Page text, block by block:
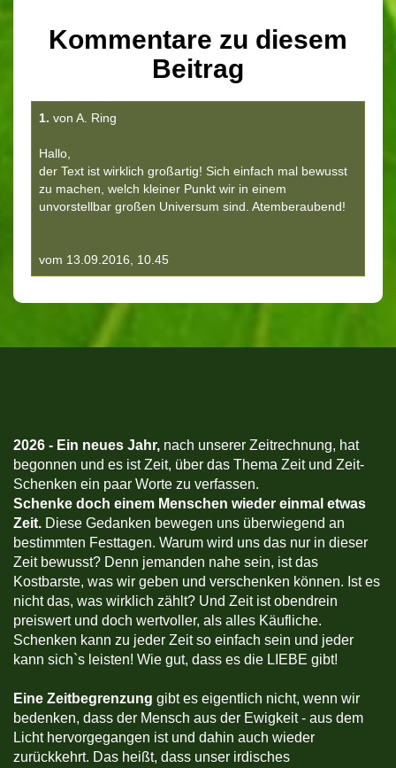
Kommentare zu diesem
Beitrag
1. von A. Ring
Hallo,
der Text ist wirklich großartig! Sich einfach mal bewusst
zu machen, welch kleiner Punkt wir in einem
unvorstellbar großen Universum sind. Atemberaubend!
vom 13.09.2016, 10.45
2026 - Ein neues Jahr, nach unserer Zeitrechnung, hat
begonnen und es ist Zeit, über das Thema Zeit und Zeit-
Schenken ein paar Worte zu verfassen.
Schenke doch einem Menschen wieder einmal etwas
Zeit. Diese Gedanken bewegen uns überwiegend an
bestimmten Festtagen. Warum wird uns das nur in dieser
Zeit bewusst? Denn jemanden nahe sein, ist das
Kostbarste, was wir geben und verschenken können. Ist es
nicht das, was wirklich zählt? Und Zeit ist obendrein
preiswert und doch wertvoller, als alles Käufliche.
Schenken kann zu jeder Zeit so einfach sein und jeder
kann sich`s leisten! Wie gut, dass es die LIEBE gibt!
Eine Zeitbegrenzung gibt es eigentlich nicht, wenn wir
bedenken, dass der Mensch aus der Ewigkeit - aus dem
Licht hervorgegangen ist und dahin auch wieder
zurückkehrt. Das heißt, dass unser irdisches